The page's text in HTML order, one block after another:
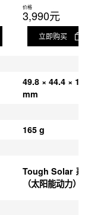
价格
3,990元
立即购买
49.8 × 44.4 ×
mm
165 g
Tough Solar 系
（太阳能动力）